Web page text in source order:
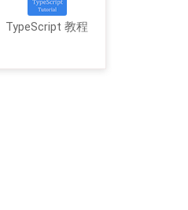
TypeScript 教程